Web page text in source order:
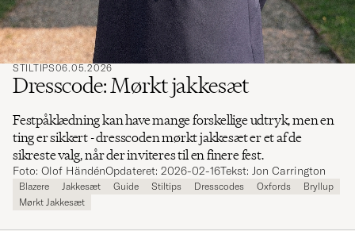
STILTIPS06.05.2026
Dresscode: Mørkt jakkesæt
Festpåklædning kan have mange forskellige udtryk, men en
ting er sikkert - dresscoden mørkt jakkesæt er et af de
sikreste valg, når der inviteres til en finere fest.
Foto: Olof HändénOpdateret: 2026-02-16Tekst: Jon Carrington
Blazere Jakkesæt Guide Stiltips Dresscodes Oxfords
Bryllup
Mørkt Jakkesæt